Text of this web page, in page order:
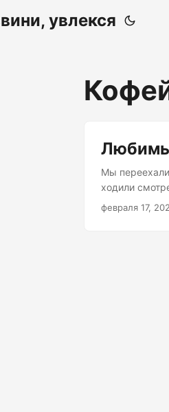
увлекся
Мы
ходили
неспешно мы
февраля 17,